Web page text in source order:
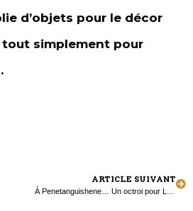
d’objets pour le décor
tout simplement pour
ARTICLE SUIVANT